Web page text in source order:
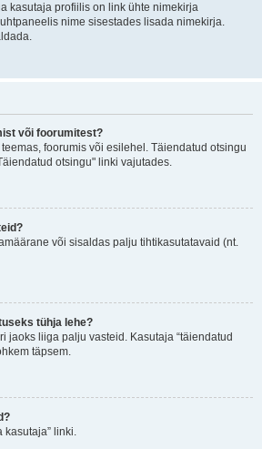
kasutaja profiilis on link ühte nimekirja
nime sisestades lisada nimekirja.
või foorumitest?
foorumis või esilehel. Täiendatud otsingu
otsingu" linki vajutades.
või sisaldas palju tihtikasutatavaid (nt.
tühja lehe?
jaoks liiga palju vasteid. Kasutaja “täiendatud
täpsem.
kasutaja” linki.